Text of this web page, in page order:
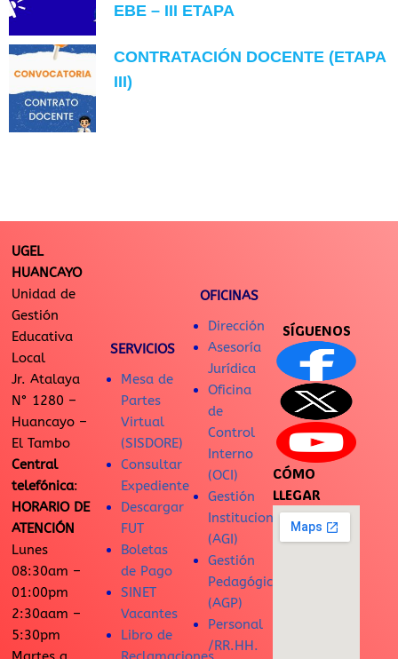
EBE – III ETAPA
CONTRATACIÓN DOCENTE (ETAPA
III)
UGEL
HUANCAYO
Unidad de
Gestión
Educativa
Local
Jr. Atalaya
N° 1280 –
Huancayo –
El Tambo
Central
telefónica:
HORARIO DE
ATENCIÓN
Lunes
08:30am –
01:00pm
2:30aam –
5:30pm
SERVICIOS
Mesa de
Partes
Virtual
(SISDORE)
Consultar
Expediente
Descargar
FUT
Boletas
de Pago
SINET
Vacantes
Libro de
OFICINAS
Dirección
Asesoría
Jurídica
Oficina
de
Control
Interno
(OCI)
Gestión
Institucional
(AGI)
Gestión
Pedagógica
(AGP)
Personal
/RR.HH.
SÍGUENOS
CÓMO
LLEGAR